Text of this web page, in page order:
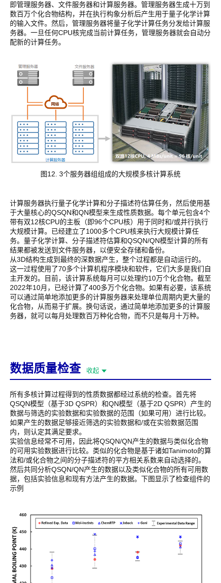
即管理服务器、文件服务器和计算服务器。管理服务器生成十万到
数百万个化合物结构，并在执行构象分析后产生用于量子化学计算
的输入文件。然后，管理服务器将量子化学计算任务分发给计算服
务器。一旦任何CPU核完成当前计算任务，管理服务器就会自动分
配新的计算任务。
图12. 3个服务器组组成的大规模多核计算系统
计算服务器执行量子化学计算和分子描述符估算任务，然后使用基
于大量核心的QSQN和QN模型来生成性质数据。每个单元包含4个
带有双12核CPU的主板（即96个CPU核）用于同时和/或并行执行
大规模计算。已经建立了1000多个CPU核来执行大规模计算任
务。量子化学计算、分子描述符估算和QSQN/QN模型计算的所有
结果都被发送到文件服务器，以便安全存储和备份。
从3D结构生成到最终的深数据产生，整个过程都是自动运行的。
这一过程使用了70多个计算机程序模块和软件，它们大多是我们自
主开发的。目前，该计算系统每月可以处理约10万个化合物。截至
2022年10月，已经计算了400多万个化合物。如果有必要，该系统
可以通过简单地添加更多的计算服务器来处理单位周期内更大量的
化合物，从而易于扩展。换句话说，通过简单地添加更多的计算服
务器，就可以每月处理数百万种化合物，而不只是每月十万种。
数据质量检查 收起
所有多核计算过程得到的性质数据都经过系统的检查。首先将
QSQN模型（基于3D QSPR）和QN模型（基于2D QSPR）产生的
数据与筛选的实验数据和实验数据的范围（如果可用）进行比较。
如果产生的数据足够接近筛选的实验数据和/或在实验数据范围
内，则认定其满足要求。
实验信息经常不可用，因此将QSQN/QN产生的数据与类似化合物
的可用实验数据进行比较。类似的化合物是基于诸如Tanimoto的算
法和/或化合物之间的分子描述符的平方相关系数来自动选择的。
然后共同分析QSQN/QN产生的数据以及类似化合物的所有可用数
据，包括实验信息和现有方法产生的数据。下图显示了检查组件的
示例